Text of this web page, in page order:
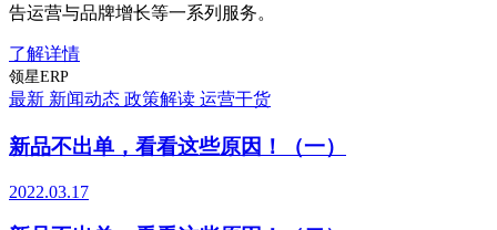
告运营与品牌增长等一系列服务。
了解详情
领星ERP
最新 新闻动态 政策解读 运营干货
新品不出单，看看这些原因！（一）
2022.03.17